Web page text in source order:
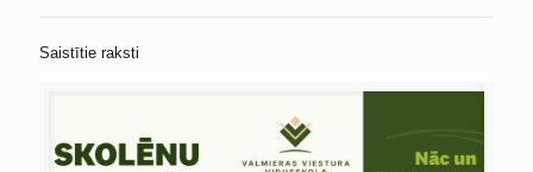
Saistītie raksti